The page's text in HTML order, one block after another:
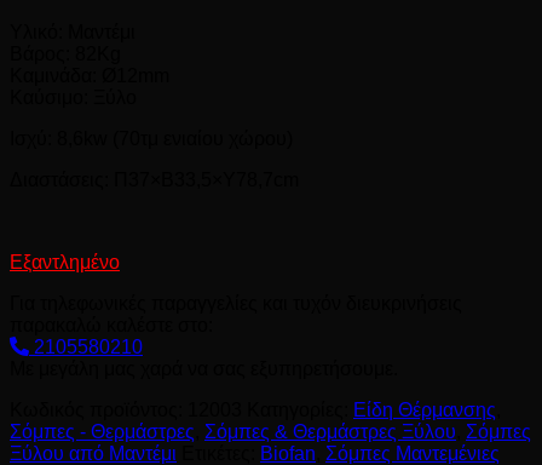
Εξαντλημένο
2105580210
Είδη Θέρμανσης
Σόμπες - Θερμάστρες Σόμπες & Θερμάστρες Ξύλου Σόμπες
Ξύλου από Μαντέμι
Biofan Σόμπες Μαντεμένιες